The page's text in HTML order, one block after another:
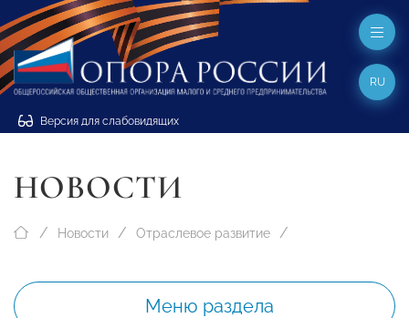
Версия для слабовидящих
RU
НОВОСТИ
Новости Отраслевое развитие
Меню раздела